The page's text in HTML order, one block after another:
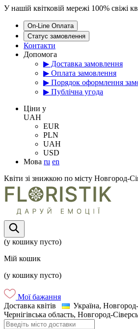
У нашій квітковій мережі 100% свіжі
On-Line Оплата
Статус замовлення
Контакти
Допомога
▶ Доставка замовлення
▶ Оплата замовлення
▶ Порядок оформлення
▶ Публічна угода
Цiни у
UAH
EUR
PLN
UAH
USD
Мова ru en
Квіти зі знижкою по місту Новгород-
(у кошику пусто)
Мій кошик
(у кошику пусто)
Мої бажання
Доставка квітів
Україна,
Чернігівська область, Новгород-